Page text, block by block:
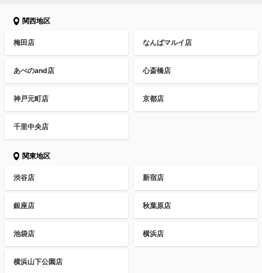
関西地区
梅田店 なんばマルイ店
あべのand店 心斎橋店
神戸元町店 京都店
千里中央店
関東地区
渋谷店 新宿店
銀座店 秋葉原店
池袋店 横浜店
横浜山下公園店